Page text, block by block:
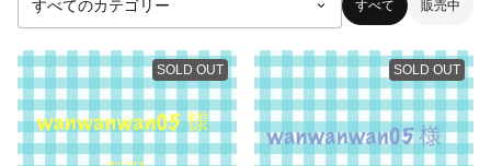
すべて 販売中
SOLD OUT SOLD OUT